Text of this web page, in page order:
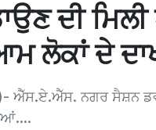
ਦੀ ਮਿਲੀ
ਲੋਕਾਂ ਦੇ
ਐੱਸ.ਏ.ਐੱਸ. ਨਗਰ ਸੈਸ਼ਨ